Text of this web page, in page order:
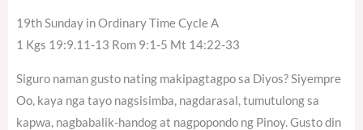
19th Sunday in Ordinary Time Cycle A
1 Kgs 19:9.11-13 Rom 9:1-5 Mt 14:22-33
Siguro naman gusto nating makipagtagpo sa Diyos? Siyempre
Oo, kaya nga tayo nagsisimba, nagdarasal, tumutulong sa
kapwa, nagbabalik-handog at nagpopondo ng Pinoy. Gusto din